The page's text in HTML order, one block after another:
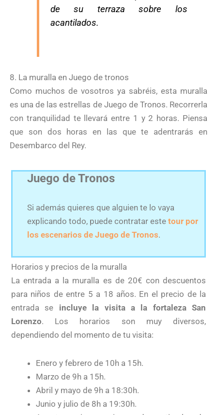
de su terraza sobre los
acantilados.
8. La muralla en Juego de tronos
Como muchos de vosotros ya sabréis, esta muralla
es una de las estrellas de Juego de Tronos. Recorrerla
con tranquilidad te llevará entre 1 y 2 horas. Piensa
que son dos horas en las que te adentrarás en
Desembarco del Rey.
Juego de Tronos
Si además quieres que alguien te lo vaya
explicando todo, puede contratar este tour por
los escenarios de Juego de Tronos.
Horarios y precios de la muralla
La entrada a la muralla es de 20€ con descuentos
para niños de entre 5 a 18 años. En el precio de la
entrada se incluye la visita a la fortaleza San
Lorenzo. Los horarios son muy diversos,
dependiendo del momento de tu visita:
Enero y febrero de 10h a 15h.
Marzo de 9h a 15h.
Abril y mayo de 9h a 18:30h.
Junio y julio de 8h a 19:30h.